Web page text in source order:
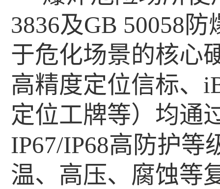
3836及GB 50058
于危化场景的核心
高精度定位信标、
定位工牌等）均通
IP67/IP68高防护等
温、高压、腐蚀等